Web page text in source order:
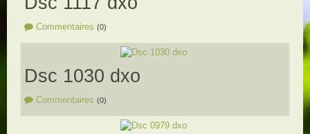
Commentaires (0)
Dsc 1030 dxo
Commentaires (0)